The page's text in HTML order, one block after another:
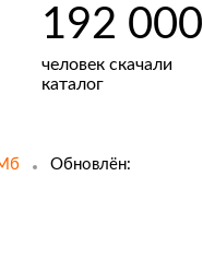
192 000
человек скачали
каталог
Обновлён: